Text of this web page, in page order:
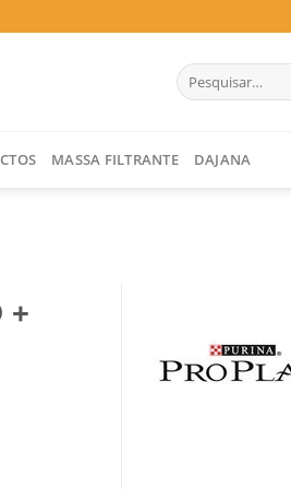
Pesquisar
por:
MASSA FILTRANTE DAJANA
+